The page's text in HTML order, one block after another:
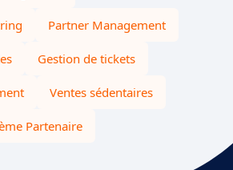
Partner Management
Gestion de tickets
Ventes sédentaires
Partenaire